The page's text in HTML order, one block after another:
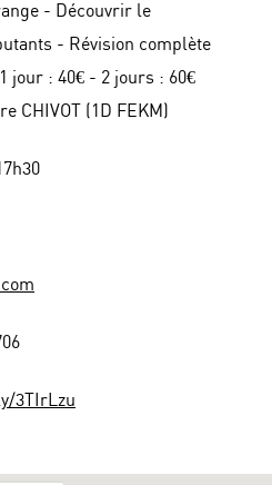
- Découvrir le
- Révision complète
jour : 40€ - 2 jours : 60€
CHIVOT (1D FEKM)
3TIrLzu